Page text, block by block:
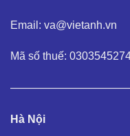
Email: va@vietanh.vn
Mã số thuế:
Hà Nội